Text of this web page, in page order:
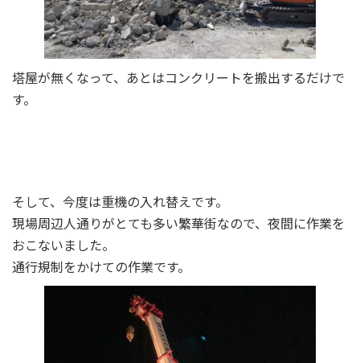
塔屋が無くなって、あとはコンクリートを搬出するだけで
す。
そして、今度は重機の入れ替えです。
現場周辺人通りがとても多い繁華街なので、夜間に作業を
おこないました。
通行規制をかけての作業です。